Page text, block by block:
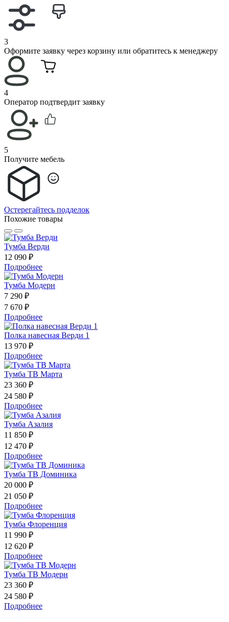
3
Оформите заявку через корзину или обратитесь к менеджеру
4
Оператор подтвердит заявку
5
Получите мебель
Остерегайтесь подделок
Похожие товары
Тумба Верди
12 090 ₽
Подробнее
Тумба Модерн
7 290 ₽
7 670 ₽
Подробнее
Полка навесная Верди 1
13 970 ₽
Подробнее
Тумба ТВ Марта
23 360 ₽
24 580 ₽
Подробнее
Тумба Азалия
11 850 ₽
12 470 ₽
Подробнее
Тумба ТВ Доминика
20 000 ₽
21 050 ₽
Подробнее
Тумба Флоренция
11 990 ₽
12 620 ₽
Подробнее
Тумба ТВ Модерн
23 360 ₽
24 580 ₽
Подробнее